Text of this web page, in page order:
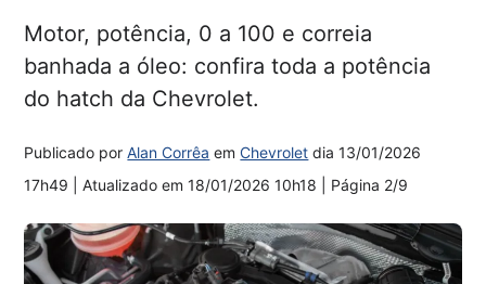
Motor, potência, 0 a 100 e correia
banhada a óleo: confira toda a potência
do hatch da Chevrolet.
Publicado porAlan Corrêa emChevrolet dia13/01/2026
17h49
| Atualizado em18/01/2026 10h18 | Página 2/9